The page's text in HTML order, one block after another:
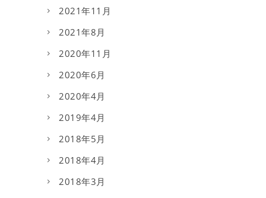
2021年11月
2021年8月
2020年11月
2020年6月
2020年4月
2019年4月
2018年5月
2018年4月
2018年3月